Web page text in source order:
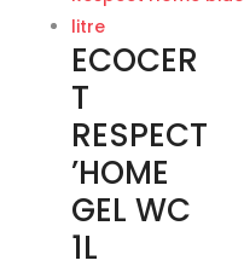
ECOCER
T
RESPECT
’HOME
GEL WC
1L